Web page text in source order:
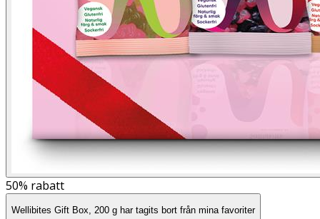
50% rabatt
Wellibites Gift Box, 200 g har tagits bort från mina favoriter